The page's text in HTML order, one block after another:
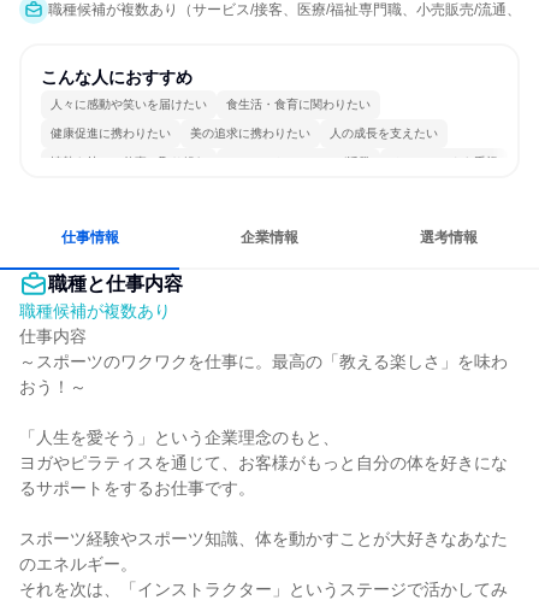
職種候補が複数あり（サービス/接客、医療/福祉専門職、小売販売/流通、
こんな人におすすめ
人々に感動や笑いを届けたい 食生活・食育に関わりたい
健康促進に携わりたい 美の追求に携わりたい 人の成長を支えたい
情熱を持って仕事に取り組む コミュニケーションが活発 チームワークを重視
仕事情報 企業情報 選考情報
職種と仕事内容
職種候補が複数あり
仕事内容
～スポーツのワクワクを仕事に。最高の「教える楽しさ」を味わ
おう！～
「人生を愛そう」という企業理念のもと、
ヨガやピラティスを通じて、お客様がもっと自分の体を好きにな
るサポートをするお仕事です。
スポーツ経験やスポーツ知識、体を動かすことが大好きなあなた
のエネルギー。
それを次は、「インストラクター」というステージで活かしてみ